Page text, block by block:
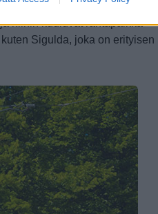
kuin talvellakin.
Riian
niihin kuuluvat rantapaikka
Sigulda, joka on erityisen